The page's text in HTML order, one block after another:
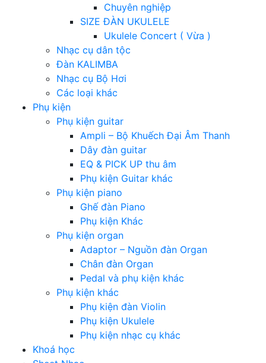
Chuyên nghiệp
SIZE ĐÀN UKULELE
Ukulele Concert ( Vừa )
Nhạc cụ dân tộc
Đàn KALIMBA
Nhạc cụ Bộ Hơi
Các loại khác
Phụ kiện
Phụ kiện guitar
Ampli – Bộ Khuếch Đại Âm Thanh
Dây đàn guitar
EQ & PICK UP thu âm
Phụ kiện Guitar khác
Phụ kiện piano
Ghế đàn Piano
Phụ kiện Khác
Phụ kiện organ
Adaptor – Nguồn đàn Organ
Chân đàn Organ
Pedal và phụ kiện khác
Phụ kiện khác
Phụ kiện đàn Violin
Phụ kiện Ukulele
Phụ kiện nhạc cụ khác
Khoá học